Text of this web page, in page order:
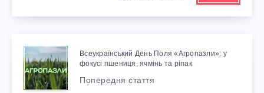
Всеукраїнський День Поля «Агропазли»: у
фокусі пшениця, ячмінь та ріпак
Попередня стаття